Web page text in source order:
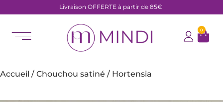
Livraison OFFERTE à partir de 85€
0
Accueil / Chouchou satiné / Hortensia